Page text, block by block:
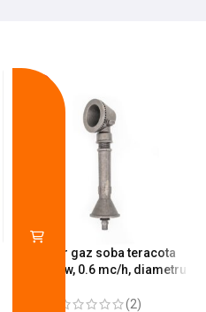
Arzator gaz soba teracota
A600, 6 kw, 0.6 mc/h, diametru
(2)